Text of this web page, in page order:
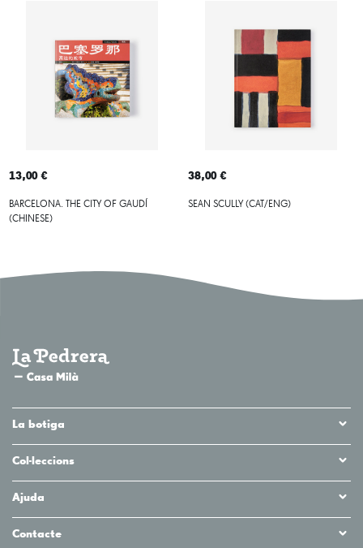
13,00 €
BARCELONA. THE CITY OF GAUDÍ
(CHINESE)
38,00 €
SEAN SCULLY (CAT/ENG)
La botiga
Col·leccions
Ajuda
Contacte